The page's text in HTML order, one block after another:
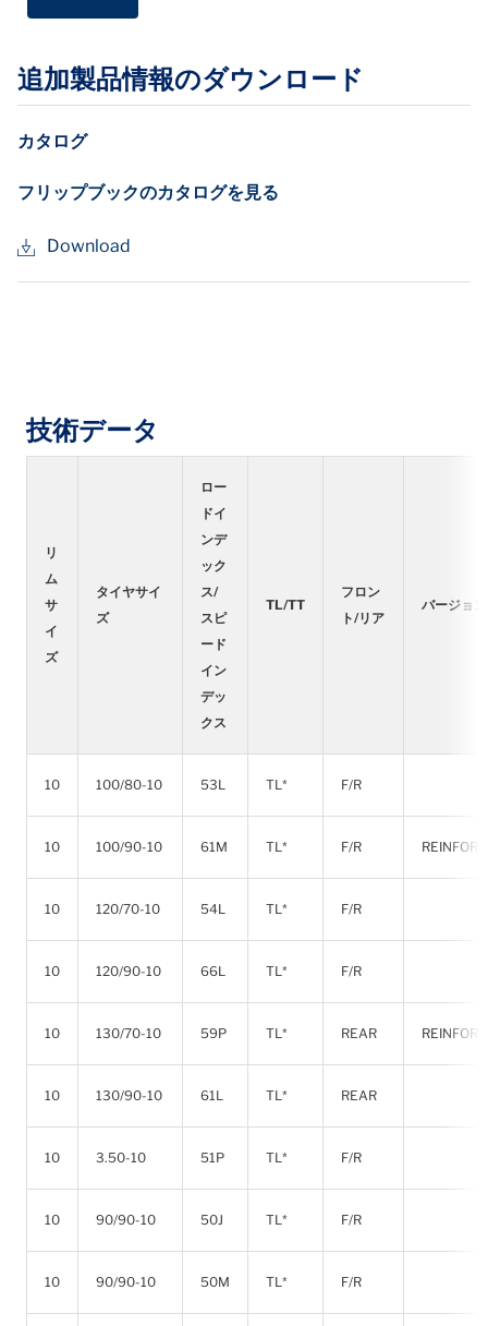
追加製品情報のダウンロード
カタログ
フリップブックのカタログを見る
Download
技術データ
リ
ム
サ
イ
ズ
タイヤサイ
ズ
ロー
ドイ
ンデ
ック
ス/
スピ
ード
イン
デッ
クス
TL/TT
フロン
ト/リア
バージョン
10 100/80-10 53L TL* F/R
10 100/90-10 61M TL* F/R
10 120/70-10 54L TL* F/R
10 120/90-10 66L TL* F/R
10 130/70-10 59P TL* REAR
10 130/90-10 61L TL* REAR
10 3.50-10 51P TL* F/R
10 90/90-10 50J TL* F/R
10 90/90-10 50M TL* F/R